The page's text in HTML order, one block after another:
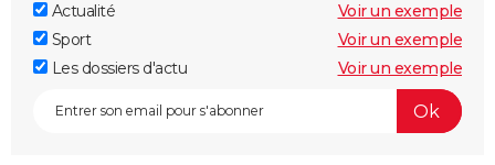
Actualité
Voir un exemple
Sport
Voir un exemple
Les dossiers d'actu
Voir un exemple